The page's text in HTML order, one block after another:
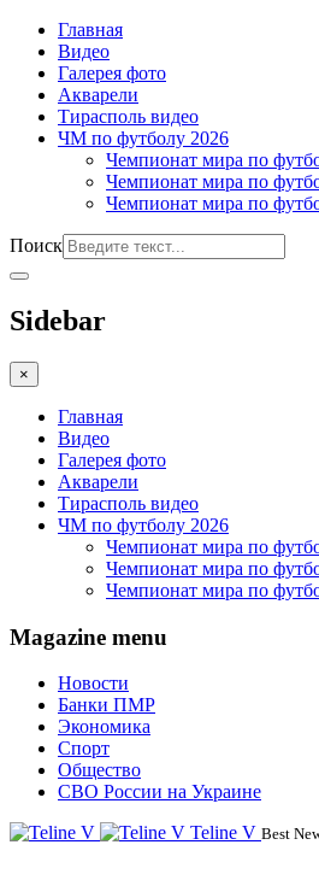
Главная
Видео
Галерея фото
Акварели
Тирасполь видео
ЧМ по футболу 2026
Чемпионат мира по
Чемпионат мира по
Чемпионат мира по
Поиск
Sidebar
×
Главная
Видео
Галерея фото
Акварели
Тирасполь видео
ЧМ по футболу 2026
Чемпионат мира по
Чемпионат мира по
Чемпионат мира по
Magazine menu
Новости
Банки ПМР
Экономика
Спорт
Общество
СВО России на Украине
Teline V Best